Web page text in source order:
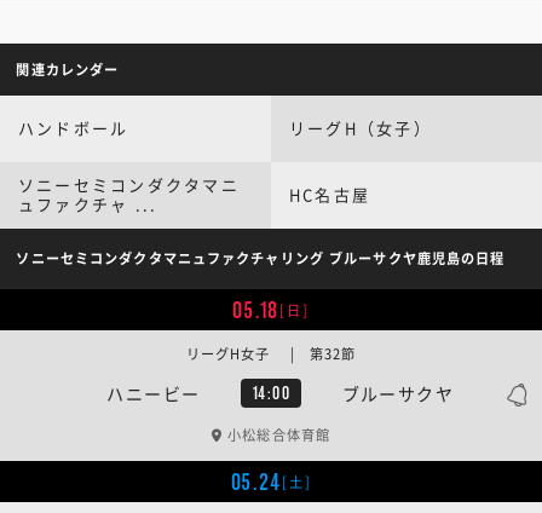
関連カレンダー
ハンドボール リーグH（女子）
ソニーセミコンダクタマニ
ュファクチャ ...
HC名古屋
ソニーセミコンダクタマニュファクチャリング ブルーサクヤ鹿児島の日程
05.18[日]
ハニービー 14:00 ブルーサクヤ
リーグH女子 | 第32節
小松総合体育館
05.24[土]